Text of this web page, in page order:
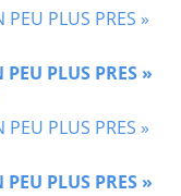
PEU PLUS PRES »
PEU PLUS PRES »